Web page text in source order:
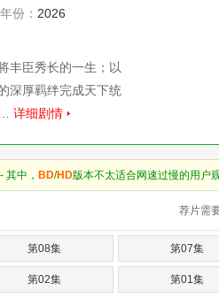
哲也
年份： 2026
丰臣秀长的一生；以
深厚羁绊完成天下统
详细剧情
其中， BD/HD版本不太适合网速过慢的用户
荐片需
第08集 第07集
第02集 第01集